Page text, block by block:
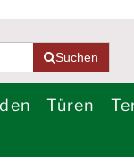
Suchen
Türen